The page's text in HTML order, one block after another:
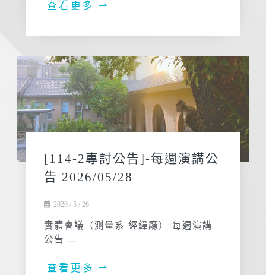
查看更多 ⇀
[114-2專討公告]-每週演講公
告 2026/05/28
2026 / 5 / 26
實體會議（測量系 經緯廳） 每週演講
公告 …
查看更多 ⇀